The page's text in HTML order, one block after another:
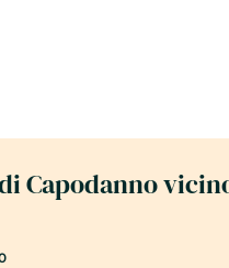
Capodanno